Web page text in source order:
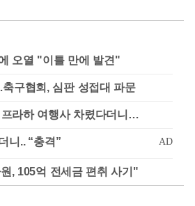
오열 "이틀 만에 발견"
구협회, 심판 성접대 파문
라하 여행사 차렸다더니…
, 105억 전세금 편취 사기"